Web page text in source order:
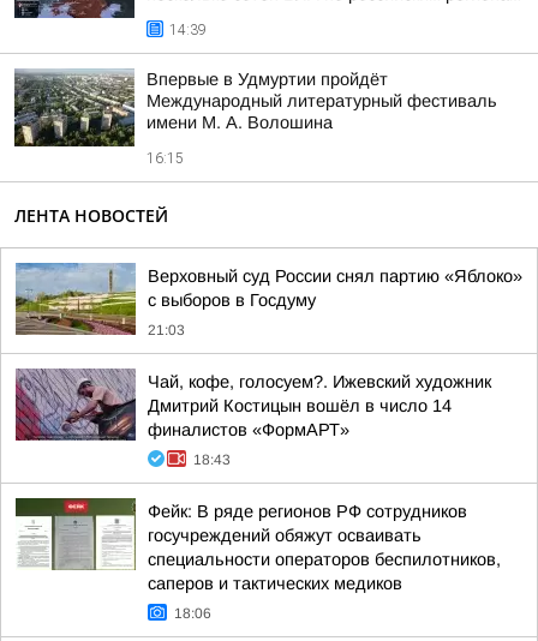
14:39
Впервые в Удмуртии пройдёт
Международный литературный фестиваль
имени М. А. Волошина
16:15
ЛЕНТА НОВОСТЕЙ
Верховный суд России снял партию «Яблоко»
с выборов в Госдуму
21:03
Чай, кофе, голосуем?. Ижевский художник
Дмитрий Костицын вошёл в число 14
финалистов «ФормАРТ»
18:43
Фейк: В ряде регионов РФ сотрудников
госучреждений обяжут осваивать
специальности операторов беспилотников,
саперов и тактических медиков
18:06